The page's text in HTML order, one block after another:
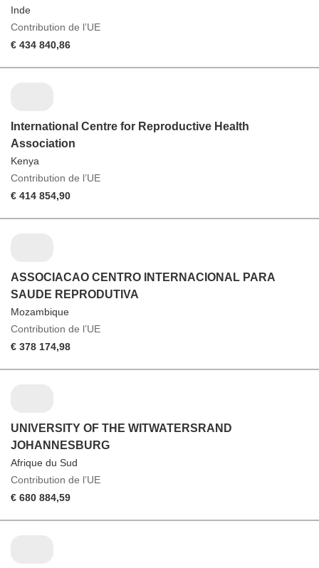
Inde
Contribution de l’UE
€ 434 840,86
International Centre for Reproductive Health
Association
Kenya
Contribution de l’UE
€ 414 854,90
ASSOCIACAO CENTRO INTERNACIONAL PARA
SAUDE REPRODUTIVA
Mozambique
Contribution de l’UE
€ 378 174,98
UNIVERSITY OF THE WITWATERSRAND
JOHANNESBURG
Afrique du Sud
Contribution de l’UE
€ 680 884,59